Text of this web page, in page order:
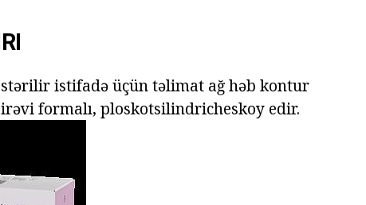
istifadə üçün təlimat ağ həb kontur
formalı, ploskotsilindricheskoy edir.